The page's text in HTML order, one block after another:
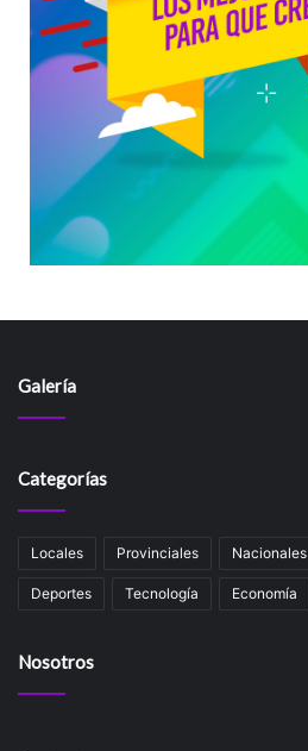
Galería
Categorías
Locales Provinciales Nacionales
Deportes Tecnología Economía
Nosotros